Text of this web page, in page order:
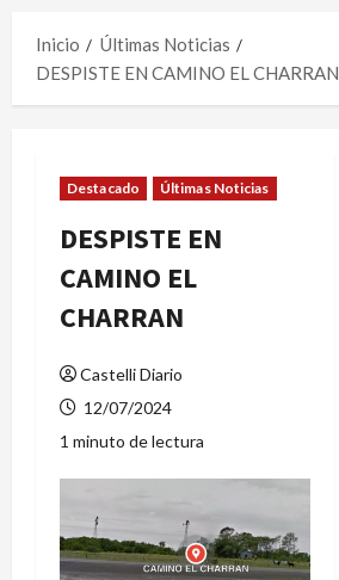
Inicio
Últimas Noticias
DESPISTE EN CAMINO EL CHARRAN
Destacado Últimas Noticias
DESPISTE EN
CAMINO EL
CHARRAN
Castelli Diario
12/07/2024
1 minuto de lectura